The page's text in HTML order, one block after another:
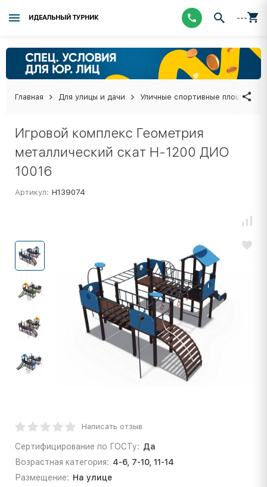
ИДЕАЛЬНЫЙ ТУРНИК ---
Главная Для улицы и дачи Уличные спортивные площадки
Игровой комплекс Геометрия
металлический скат Н-1200 ДИО
10016
Артикул: Н139074
Написать отзыв
Сертифицирование по ГОСТу: Да
Возрастная категория: 4-6, 7-10, 11-14
Размещение: На улице